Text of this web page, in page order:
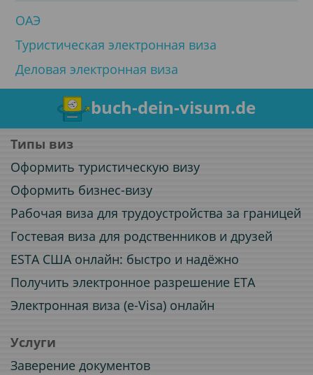
ОАЭ
Туристическая электронная виза
Деловая электронная виза
buch-dein-visum.de
Типы виз
Оформить туристическую визу
Оформить бизнес-визу
Рабочая виза для трудоустройства за границей
Гостевая виза для родственников и друзей
ESTA США онлайн: быстро и надёжно
Получить электронное разрешение ETA
Электронная виза (e-Visa) онлайн
Услуги
Заверение документов